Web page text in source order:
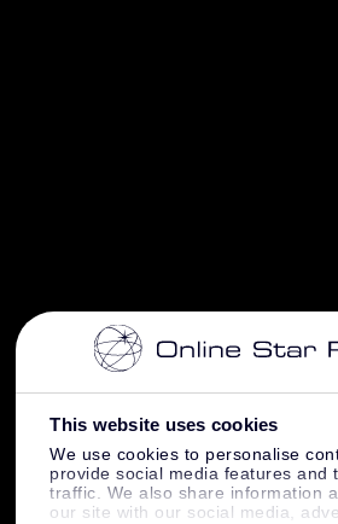
This website uses cookies
We use cookies to personalise
provide social media features and
traffic. We also share information
our site with our social media,